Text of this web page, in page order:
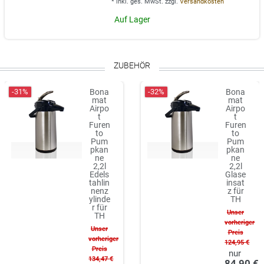
* inkl. ges. MwSt. zzgl. Versandkosten
Auf Lager
ZUBEHÖR
-31%
Bona
mat
Airpo
t
Furen
to
Pum
pkan
ne
2,2l
Edels
tahlin
nenz
ylinde
r für
TH
Unser
vorheriger
Preis
134,47 €
-32%
Bona
mat
Airpo
t
Furen
to
Pum
pkan
ne
2,2l
Glase
insat
z für
TH
Unser
vorheriger
Preis
124,95 €